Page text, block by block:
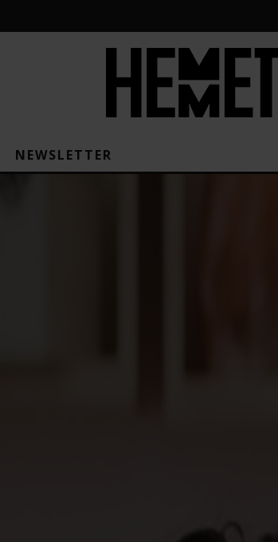
NEWSLETTER